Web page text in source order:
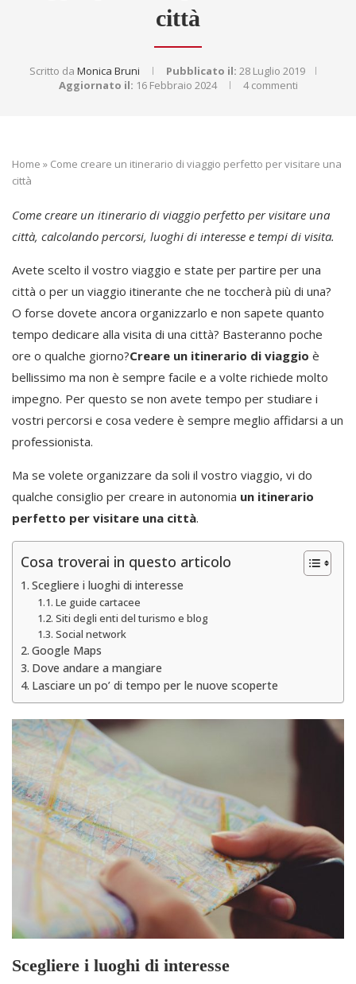
città
Scritto da Monica Bruni Pubblicato il: 28 Luglio 2019
Aggiornato il: 16 Febbraio 2024 4 commenti
Home » Come creare un itinerario di viaggio perfetto per visitare una
città
Come creare un itinerario di viaggio perfetto per visitare una
città, calcolando percorsi, luoghi di interesse e tempi di visita.
Avete scelto il vostro viaggio e state per partire per una
città o per un viaggio itinerante che ne toccherà più di una?
O forse dovete ancora organizzarlo e non sapete quanto
tempo dedicare alla visita di una città? Basteranno poche
ore o qualche giorno?Creare un itinerario di viaggio è
bellissimo ma non è sempre facile e a volte richiede molto
impegno. Per questo se non avete tempo per studiare i
vostri percorsi e cosa vedere è sempre meglio affidarsi a un
professionista.
Ma se volete organizzare da soli il vostro viaggio, vi do
qualche consiglio per creare in autonomia un itinerario
perfetto per visitare una città.
Cosa troverai in questo articolo
Scegliere i luoghi di interesse
Le guide cartacee
Siti degli enti del turismo e blog
Social network
Google Maps
Dove andare a mangiare
Lasciare un po’ di tempo per le nuove scoperte
Scegliere i luoghi di interesse